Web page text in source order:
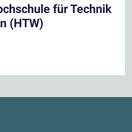
für Technik
(HTW)